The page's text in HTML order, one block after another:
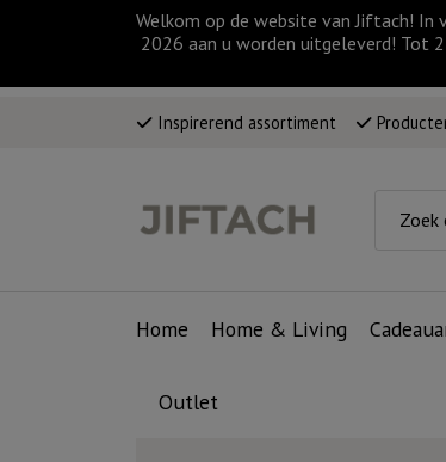
Welkom op de website van Jiftach!
2026 aan u worden uitgeleverd! Tot
Inspirerend assortiment
Home Home & Living
Outlet